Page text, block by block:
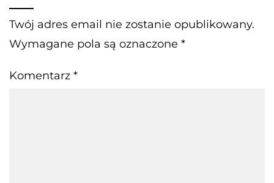
Twój adres email nie zostanie opublikowany.
Wymagane pola są oznaczone *
Komentarz *